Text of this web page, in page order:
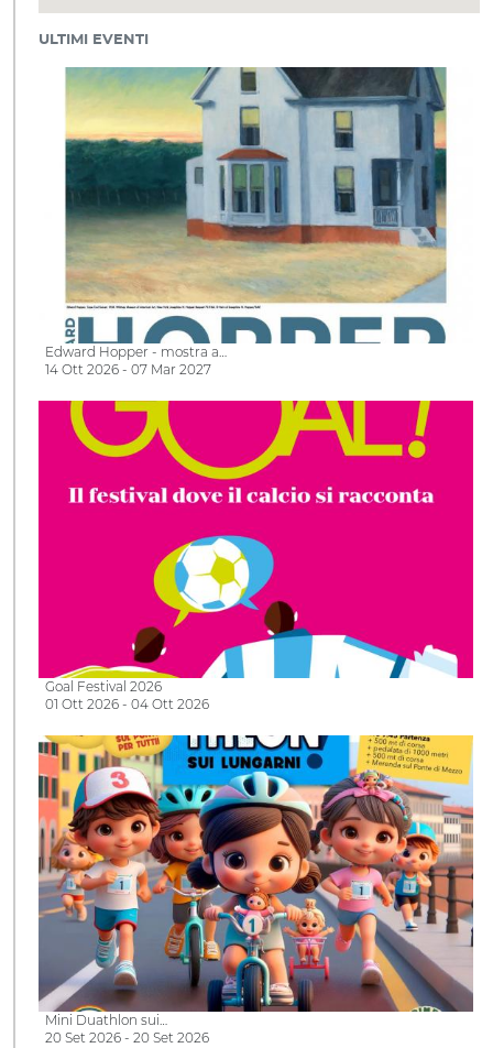
ULTIMI EVENTI
Edward Hopper - mostra a…
14 Ott 2026 - 07 Mar 2027
Goal Festival 2026
01 Ott 2026 - 04 Ott 2026
Mini Duathlon sui…
20 Set 2026 - 20 Set 2026